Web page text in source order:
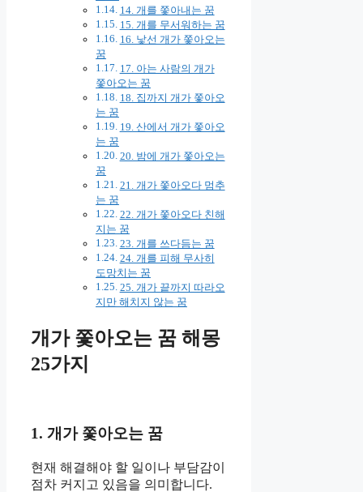
14. 개를 쫓아내는 꿈
15. 개를 무서워하는 꿈
16. 낯선 개가 쫓아오는
꿈
17. 아는 사람의 개가
쫓아오는 꿈
18. 집까지 개가 쫓아오
는 꿈
19. 산에서 개가 쫓아오
는 꿈
20. 밤에 개가 쫓아오는
꿈
21. 개가 쫓아오다 멈추
는 꿈
22. 개가 쫓아오다 친해
지는 꿈
23. 개를 쓰다듬는 꿈
24. 개를 피해 무사히
도망치는 꿈
25. 개가 끝까지 따라오
지만 해치지 않는 꿈
개가 쫓아오는 꿈 해몽
25가지
1. 개가 쫓아오는 꿈
현재 해결해야 할 일이나 부담감이
점차 커지고 있음을 의미합니다.